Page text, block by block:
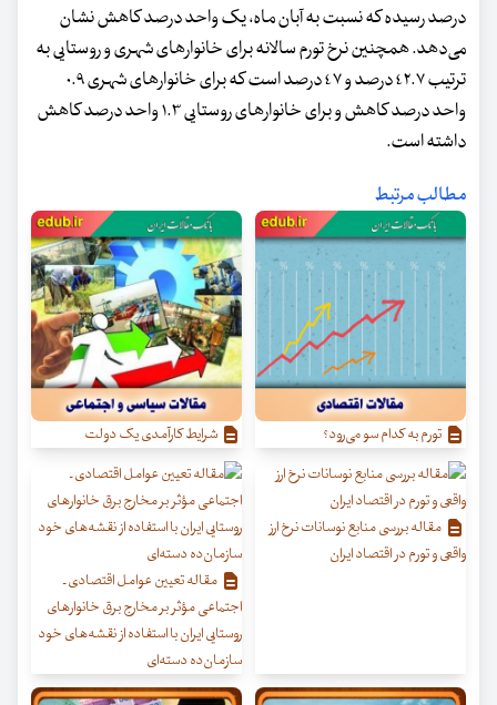
درصد رسیده که نسبت به آبان ماه، یک واحد درصد کاهش نشان
می‌دهد. همچنین نرخ تورم سالانه برای خانوارهای شهری و روستایی به
ترتیب ٤٢.٧ درصد و ٤٧ درصد است که برای خانوارهای شهری ٠.٩
واحد درصد کاهش و برای خانوارهای روستایی ١.٣ واحد درصد کاهش
داشته است.
مطالب مرتبط
تورم به کدام سو می‌رود؟ شرایط کارآمدی یک دولت
مقاله بررسی منابع نوسانات نرخ ارز
واقعی و تورم در اقتصاد ایران
مقاله تعیین عوامل اقتصادی ـ
اجتماعی مؤثر بر مخارج برق خانوارهای
روستایی ایران با استفاده از نقشه‌های خود
سازمان‌ده دسته‌ای